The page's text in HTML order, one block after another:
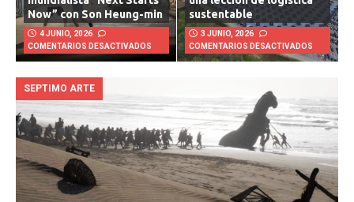
Now” con Son Heung-min
4 JUNIO, 2026
COMENTARIOS DESACTIVADOS
sustentable
3 JUNIO, 2026
COMENTARIOS DESACTIVADOS
SEPTIMO ARTE